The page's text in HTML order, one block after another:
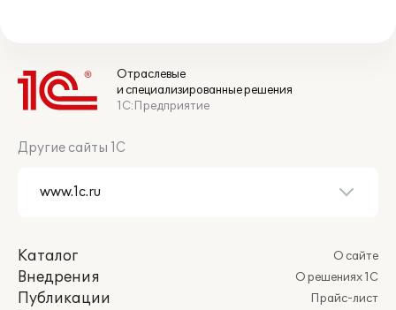
Отраслевые
и специализированные решения
1С:Предприятие
Другие сайты 1С
Каталог
Внедрения
Публикации
О сайте
О решениях 1С
Прайс-лист